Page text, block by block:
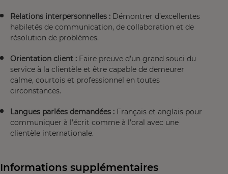
Relations interpersonnelles : Démontrer d’excellentes
habiletés de communication, de collaboration et de
résolution de problèmes.
Orientation client : Faire preuve d’un grand souci du
service à la clientèle et être capable de demeurer
calme, courtois et professionnel en toutes
circonstances.
Langues parlées demandées : Français et anglais pour
communiquer à l’écrit comme à l’oral avec une
clientèle internationale.
Informations supplémentaires